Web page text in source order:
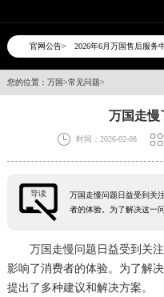
官网公告>
节假日正常营业！
您的位置： 万国>常见问题>
万国走慢
 时间：2026-02-08 
导读
万国走慢问题日益受到关
者的体验。为了解决这一
万国走慢问题日益受到关注
影响了消费者的体验。为了解
提出了多种建议和解决方案。